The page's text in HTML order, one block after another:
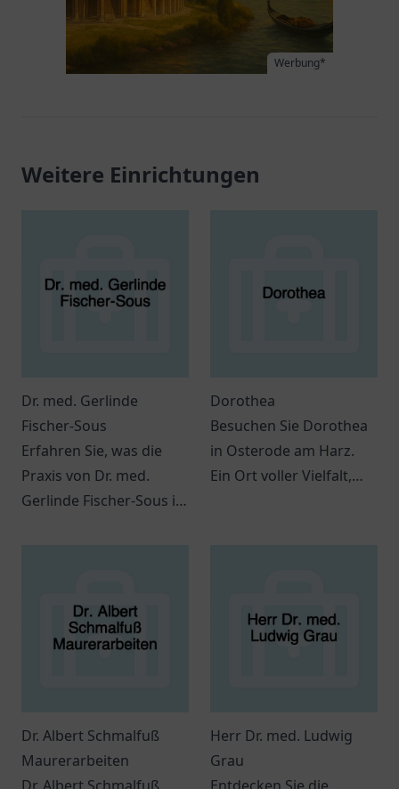
Werbung*
Weitere Einrichtungen
Dr. med. Gerlinde
Fischer-Sous
Erfahren Sie, was die
Praxis von Dr. med.
Gerlinde Fischer-Sous in
und individuelle
Betreuung warten auf
Dorothea
Besuchen Sie Dorothea
in Osterode am Harz.
Ein Ort voller Vielfalt,
Dr. Albert Schmalfuß
Maurerarbeiten
Herr Dr. med. Ludwig
Grau